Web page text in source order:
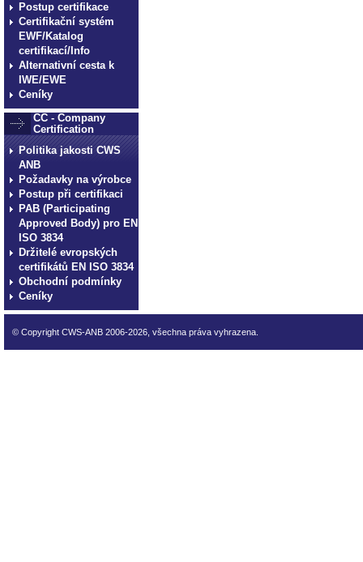
Postup certifikace
Certifikační systém
EWF/Katalog
certifikací/Info
Alternativní cesta k
IWE/EWE
Ceníky
CC - Company
Certification
Politika jakosti CWS
ANB
Požadavky na výrobce
Postup při certifikaci
PAB (Participating
Approved Body) pro EN
ISO 3834
Držitelé evropských
certifikátů EN ISO 3834
Obchodní podmínky
Ceníky
© Copyright CWS-ANB 2006-2026, všechna práva vyhrazena.